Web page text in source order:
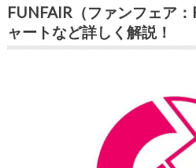
FUNFAIR（ファンフェア
ャートなど詳しく解説！